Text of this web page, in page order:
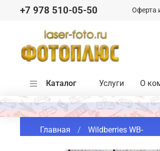
Оферта
+7 978 510-05-50
Каталог Услуги О
Главная Wildberries WB-